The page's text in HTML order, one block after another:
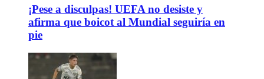
¡Pese a disculpas! UEFA no desiste y
afirma que boicot al Mundial seguiría en
pie